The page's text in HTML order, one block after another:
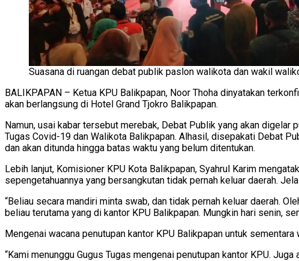
Suasana di ruangan debat publik paslon walikota dan wakil
BALIKPAPAN – Ketua KPU Balikpapan, Noor Thoha dinyatakan
akan berlangsung di Hotel Grand Tjokro Balikpapan.
Namun, usai kabar tersebut merebak, Debat Publik yang akan
Tugas Covid-19 dan Walikota Balikpapan. Alhasil, disepakati Debat
dan akan ditunda hingga batas waktu yang belum ditentukan.
Lebih lanjut, Komisioner KPU Kota Balikpapan, Syahrul Karim
sepengetahuannya yang bersangkutan tidak pernah keluar daerah.
“Beliau secara mandiri minta swab, dan tidak pernah keluar daerah.
beliau terutama yang di kantor KPU Balikpapan. Mungkin hari senin,
Mengenai wacana penutupan kantor KPU Balikpapan untuk
“Kami menunggu Gugus Tugas mengenai penutupan kantor KPU.